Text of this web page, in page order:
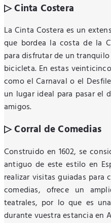
▷ Cinta Costera
La Cinta Costera es un
que bordea la costa de la
para disfrutar de un
bicicleta. En estas
como el Carnaval o el
un lugar ideal para pasar el
amigos.
▷ Corral de Comedias
Construido en 1602, se
antiguo de este estilo en
realizar visitas guiadas
comedias, ofrece un
teatrales, por lo que es
durante vuestra estancia en